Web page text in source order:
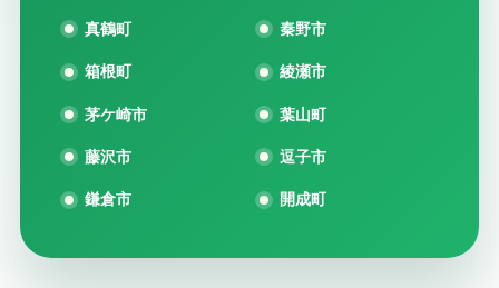
真鶴町 秦野市
箱根町 綾瀬市
茅ケ崎市 葉山町
藤沢市 逗子市
鎌倉市 開成町